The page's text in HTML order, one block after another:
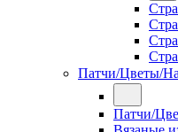
Патчи/Цветы/
Патчи/